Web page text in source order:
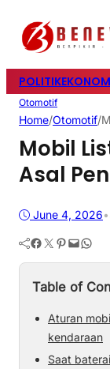
POLITIK
Otomotif
Home/Otomotif/
Mobil
Asal
June 4, 2026•
Facebook Twitter Pinterest Mail WhatsApp
Table of
Aturan
kendaraan
Saat